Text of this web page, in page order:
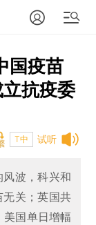
国疫苗
抗疫委
试听
T中
波，科兴和
关；英国共
国单日增幅